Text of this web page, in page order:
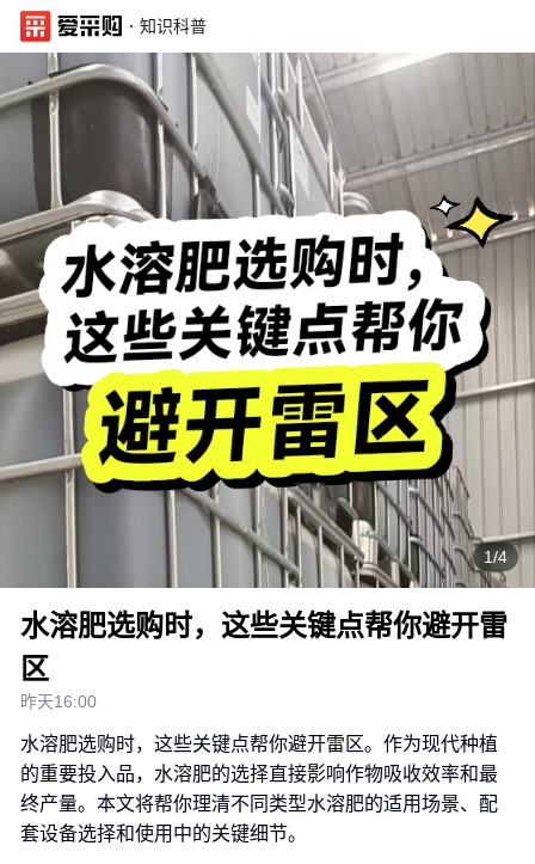
· 知识科普
1/4
水溶肥选购时，这些关键点帮你避开雷
区
昨天16:00
水溶肥选购时，这些关键点帮你避开雷区。作为现代种植
的重要投入品，水溶肥的选择直接影响作物吸收效率和最
终产量。本文将帮你理清不同类型水溶肥的适用场景、配
套设备选择和使用中的关键细节。